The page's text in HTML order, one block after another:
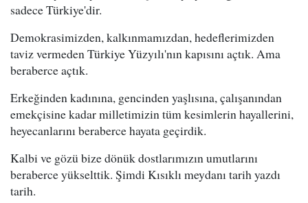
sadece Türkiye'dir.
Demokrasimizden, kalkınmamızdan, hedeflerimizden
taviz vermeden Türkiye Yüzyılı'nın kapısını açtık. Ama
beraberce açtık.
Erkeğinden kadınına, gencinden yaşlısına, çalışanından
emekçisine kadar milletimizin tüm kesimlerin hayallerini,
heyecanlarını beraberce hayata geçirdik.
Kalbi ve gözü bize dönük dostlarımızın umutlarını
beraberce yükselttik. Şimdi Kısıklı meydanı tarih yazdı
tarih.